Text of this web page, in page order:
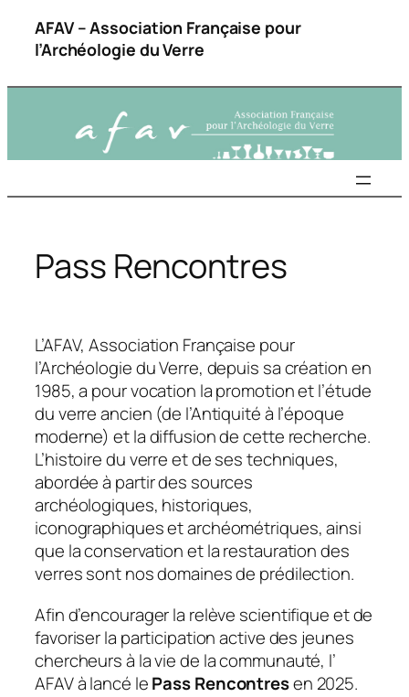
Aller
contenu
AFAV – Association Française pour
l’Archéologie du Verre
Pass Rencontres
L’AFAV, Association Française pour
l’Archéologie du Verre, depuis sa création en
1985, a pour vocation la promotion et l’étude
du verre ancien (de l’Antiquité à l’époque
moderne) et la diffusion de cette recherche.
L’histoire du verre et de ses techniques,
abordée à partir des sources
archéologiques, historiques,
iconographiques et archéométriques, ainsi
que la conservation et la restauration des
verres sont nos domaines de prédilection.
Afin d’encourager la relève scientifique et de
favoriser la participation active des jeunes
chercheurs à la vie de la communauté, l’
AFAV à lancé lePass Rencontresen 2025.